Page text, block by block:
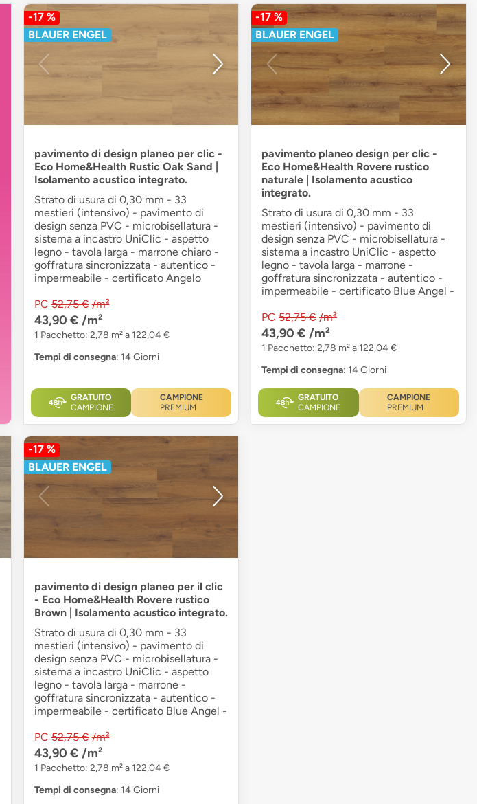
-17 %
BLAUER ENGEL
pavimento di design planeo per clic -
Eco Home&Health Rustic Oak Sand |
Isolamento acustico integrato.
Strato di usura di 0,30 mm - 33
mestieri (intensivo) - pavimento di
design senza PVC - microbisellatura -
sistema a incastro UniClic - aspetto
legno - tavola larga - marrone chiaro -
goffratura sincronizzata - autentico -
impermeabile - certificato Angelo
PC 52,75 € /m²
43,90 € /m²
1 Pacchetto: 2,78 m² a 122,04 €
Tempi di consegna: 14 Giorni
GRATUITO
CAMPIONE
CAMPIONE
PREMIUM
-17 %
BLAUER ENGEL
pavimento planeo design per clic -
Eco Home&Health Rovere rustico
naturale | Isolamento acustico
integrato.
Strato di usura di 0,30 mm - 33
mestieri (intensivo) - pavimento di
design senza PVC - microbisellatura -
sistema a incastro UniClic - aspetto
legno - tavola larga - marrone -
goffratura sincronizzata - autentico -
impermeabile - certificato Blue Angel -
PC 52,75 € /m²
43,90 € /m²
1 Pacchetto: 2,78 m² a 122,04 €
Tempi di consegna: 14 Giorni
GRATUITO
CAMPIONE
CAMPIONE
PREMIUM
-17 %
BLAUER ENGEL
pavimento di design planeo per il clic
- Eco Home&Health Rovere rustico
Brown | Isolamento acustico integrato.
Strato di usura di 0,30 mm - 33
mestieri (intensivo) - pavimento di
design senza PVC - microbisellatura -
sistema a incastro UniClic - aspetto
legno - tavola larga - marrone -
goffratura sincronizzata - autentico -
impermeabile - certificato Blue Angel -
PC 52,75 € /m²
43,90 € /m²
1 Pacchetto: 2,78 m² a 122,04 €
Tempi di consegna: 14 Giorni